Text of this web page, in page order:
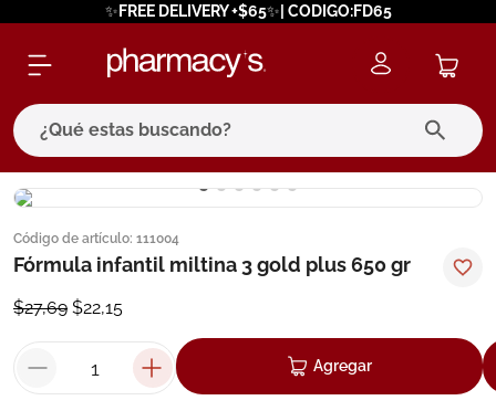
✨FREE DELIVERY +$65✨| CODIGO:FD65
¿Qué estas buscando?
Código de artículo: 111004
Fórmula infantil miltina 3 gold plus 650 gr
$27,69 $22,15
Agregar
términos más buscados
1. eucerin
. bioderma
pilexil
5. cerave